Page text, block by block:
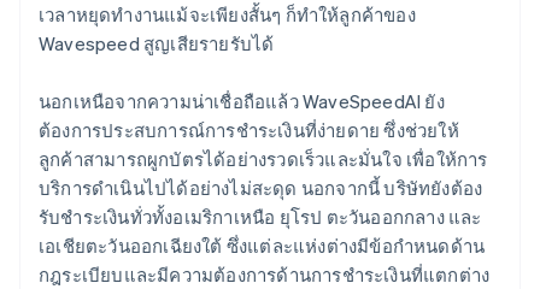
เวลาหยุดทำงานแม้จะเพียงสั้นๆ ก็ทำให้ลูกค้าของ
Wavespeed สูญเสียรายรับได้
นอกเหนือจากความน่าเชื่อถือแล้ว WaveSpeedAI ยัง
ต้องการประสบการณ์การชำระเงินที่ง่ายดาย ซึ่งช่วยให้
ลูกค้าสามารถผูกบัตรได้อย่างรวดเร็วและมั่นใจ เพื่อให้การ
บริการดำเนินไปได้อย่างไม่สะดุด นอกจากนี้ บริษัทยังต้อง
รับชำระเงินทั่วทั้งอเมริกาเหนือ ยุโรป ตะวันออกกลาง และ
เอเชียตะวันออกเฉียงใต้ ซึ่งแต่ละแห่งต่างมีข้อกำหนดด้าน
กฎระเบียบและมีความต้องการด้านการชำระเงินที่แตกต่าง